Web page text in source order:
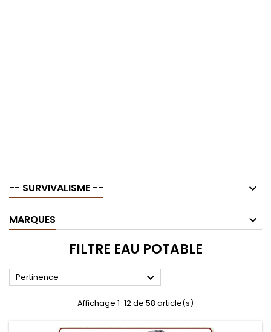
-- SURVIVALISME --
MARQUES
FILTRE EAU POTABLE
Pertinence 
Affichage 1-12 de 58 article(s)